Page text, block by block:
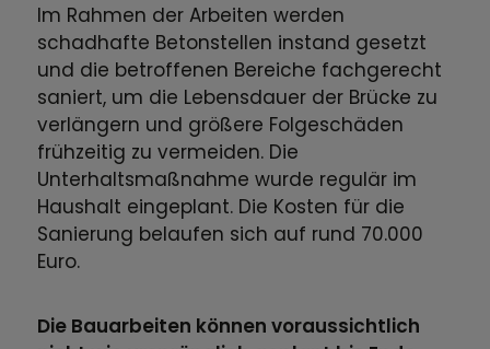
Im Rahmen der Arbeiten werden
schadhafte Betonstellen instand gesetzt
und die betroffenen Bereiche fachgerecht
saniert, um die Lebensdauer der Brücke zu
verlängern und größere Folgeschäden
frühzeitig zu vermeiden. Die
Unterhaltsmaßnahme wurde regulär im
Haushalt eingeplant. Die Kosten für die
Sanierung belaufen sich auf rund 70.000
Euro.
Die Bauarbeiten können voraussichtlich